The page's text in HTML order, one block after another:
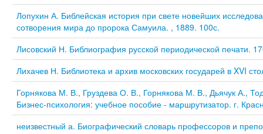
Лопухин А. Библейская история при свете новейших
сотворения мира до пророка Самуила. , 1889. 100с.
Лисовский Н. Библиография русской периодической печати.
Лихачев Н. Библиотека и архив московских государей в XVI
Горнякова М. В., Груздева О. В., Горнякова М. В., Дьячук А.,
Бизнес-психология: учебное пособие - маршрутизатор. г.
неизвестный а. Биографический словарь профессоров и